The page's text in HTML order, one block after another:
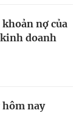
nợ của
doanh
hôm nay